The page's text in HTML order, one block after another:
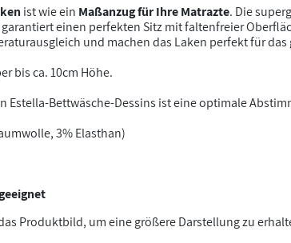
ist wie ein Maßanzug für Ihre Matrazte. Die
einen perfekten Sitz mit faltenfreier
und machen das Laken perfekt für das
bis ca. 10cm Höhe.
Estella-Bettwäsche-Dessins ist eine optimale
3% Elasthan)
Produktbild, um eine größere Darstellung zu